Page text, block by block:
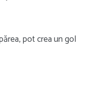
pot crea un gol